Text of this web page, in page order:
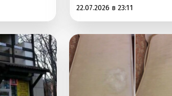
22.07.2026 в 23:11